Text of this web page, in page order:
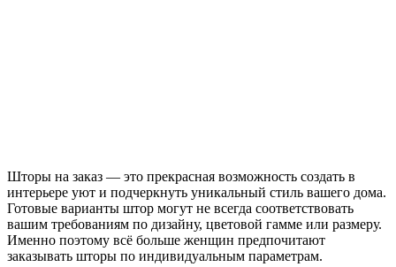
Шторы на заказ — это прекрасная возможность создать в
интерьере уют и подчеркнуть уникальный стиль вашего дома.
Готовые варианты штор могут не всегда соответствовать
вашим требованиям по дизайну, цветовой гамме или размеру.
Именно поэтому всё больше женщин предпочитают
заказывать шторы по индивидуальным параметрам.